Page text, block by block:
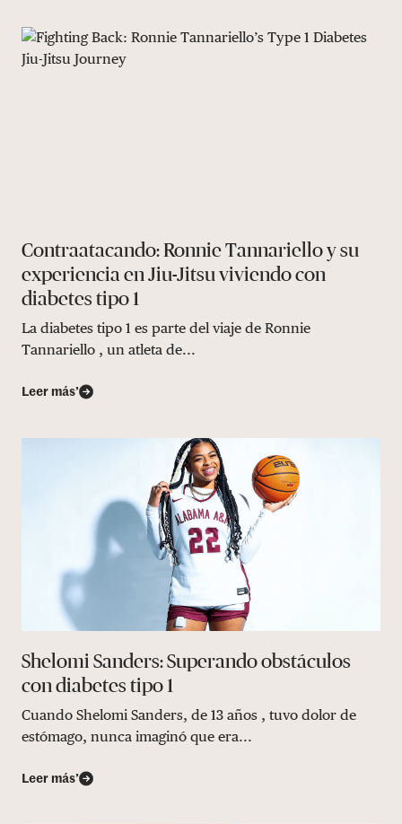
Contraatacando: Ronnie Tannariello y su
experiencia en Jiu-Jitsu viviendo con
diabetes tipo 1
La diabetes tipo 1 es parte del viaje de Ronnie
Tannariello , un atleta de...
Leer más’
Shelomi Sanders: Superando obstáculos
con diabetes tipo 1
Cuando Shelomi Sanders, de 13 años , tuvo dolor de
estómago, nunca imaginó que era...
Leer más’